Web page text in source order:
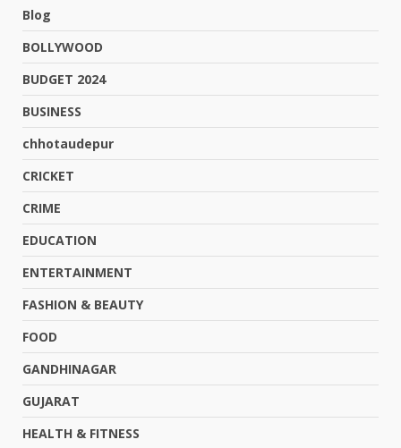
Blog
BOLLYWOOD
BUDGET 2024
BUSINESS
chhotaudepur
CRICKET
CRIME
EDUCATION
ENTERTAINMENT
FASHION & BEAUTY
FOOD
GANDHINAGAR
GUJARAT
HEALTH & FITNESS